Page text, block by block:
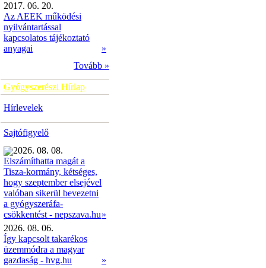
2017. 06. 20.
Az AEEK működési
nyilvántartással
kapcsolatos tájékoztató
anyagai
»
Tovább »
Gyógyszerészi Hírlap
Hírlevelek
Sajtófigyelő
2026. 08. 08.
Elszámíthatta magát a
Tisza-kormány, kétséges,
hogy szeptember elsejével
valóban sikerül bevezetni
a gyógyszeráfa-
csökkentést - nepszava.hu»
2026. 08. 06.
Így kapcsolt takarékos
üzemmódra a magyar
gazdaság - hvg.hu
»